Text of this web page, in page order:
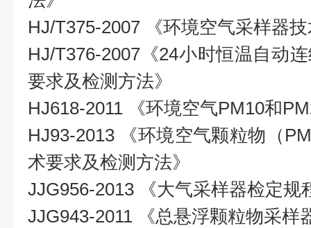
HJ/T375-2007 《环境空气采样器
HJ/T376-2007《24小时恒温自动
要求及检测方法》
HJ618-2011 《环境空气PM10和PM
HJ93-2013 《环境空气颗粒物（
术要求及检测方法》
JJG956-2013 《大气采样器检定规
JJG943-2011 《总悬浮颗粒物采样